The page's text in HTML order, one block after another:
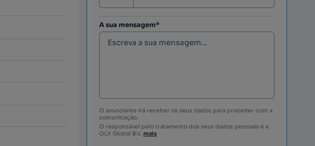
A sua mensagem*
O anunciante irá receber os seus dados para proceder com a
comunicação.
O responsável pelo tratamento dos seus dados pessoais é a
OLX Global B.V. mais